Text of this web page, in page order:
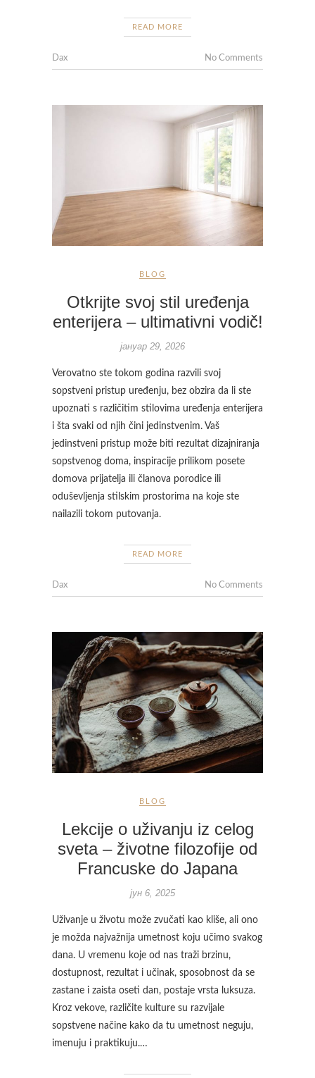
READ MORE
Dax No Comments
BLOG
Otkrijte svoj stil uređenja
enterijera – ultimativni vodič!
јануар 29, 2026
Verovatno ste tokom godina razvili svoj
sopstveni pristup uređenju, bez obzira da li ste
upoznati s različitim stilovima uređenja enterijera
i šta svaki od njih čini jedinstvenim. Vaš
jedinstveni pristup može biti rezultat dizajniranja
sopstvenog doma, inspiracije prilikom posete
domova prijatelja ili članova porodice ili
oduševljenja stilskim prostorima na koje ste
nailazili tokom putovanja.
READ MORE
Dax No Comments
BLOG
Lekcije o uživanju iz celog
sveta – životne filozofije od
Francuske do Japana
јун 6, 2025
Uživanje u životu može zvučati kao kliše, ali ono
je možda najvažnija umetnost koju učimo svakog
dana. U vremenu koje od nas traži brzinu,
dostupnost, rezultat i učinak, sposobnost da se
zastane i zaista oseti dan, postaje vrsta luksuza.
Kroz vekove, različite kulture su razvijale
sopstvene načine kako da tu umetnost neguju,
imenuju i praktikuju.…